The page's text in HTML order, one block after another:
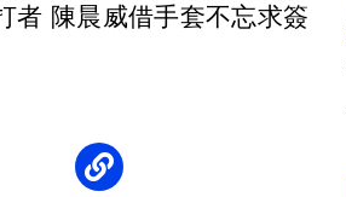
者 陳晨威借手套不忘求簽